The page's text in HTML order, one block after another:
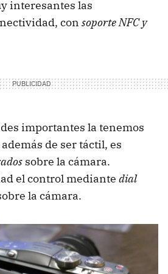
interesantes las
con soporte NFC y
importantes la tenemos
de ser táctil, es
sobre la cámara.
el control mediante dial
la cámara.